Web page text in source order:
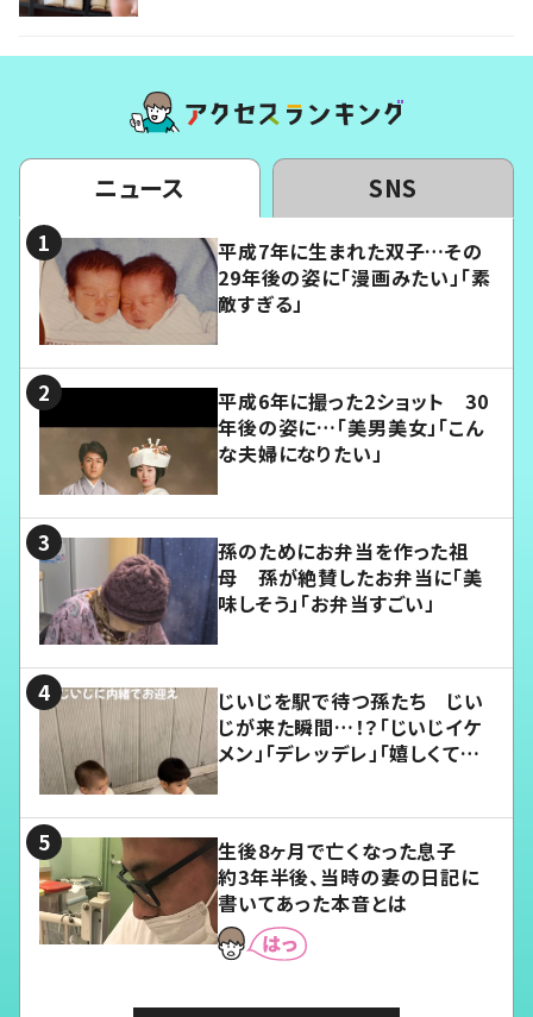
ニュース SNS
平成7年に生まれた双子…その
29年後の姿に「漫画みたい」「素
敵すぎる」
平成6年に撮った2ショット 30
年後の姿に…「美男美女」「こん
な夫婦になりたい」
孫のためにお弁当を作った祖
母 孫が絶賛したお弁当に「美
味しそう」「お弁当すごい」
じいじを駅で待つ孫たち じい
じが来た瞬間…！？「じいじイケ
メン」「デレッデレ」「嬉しくて可
生後8ヶ月で亡くなった息子
約3年半後、当時の妻の日記に
書いてあった本音とは